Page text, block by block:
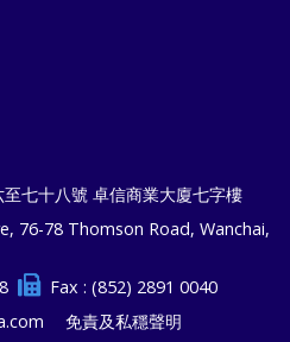
七十八號 卓信商業大廈七字樓
76-78 Thomson Road, Wanchai,
Fax : (852) 2891 0040
免責及私穩聲明